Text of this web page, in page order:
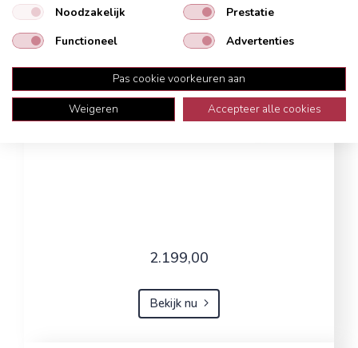
2.199,00
Bekijk nu
Noodzakelijk
Prestatie
Functioneel
Advertenties
Pas cookie voorkeuren aan
Weigeren
Accepteer alle cookies